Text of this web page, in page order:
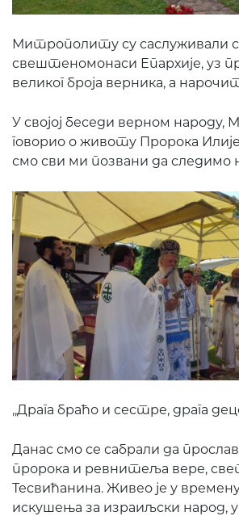
Митрополиту су саслуживали
свештеномонаси Епархије, уз
великог броја верника, а
У својој беседи верном
говорио о животу Пророка
смо сви ми позвани да следимо
,,Драга браћо и сестре, драга
Данас смо се сабрали да
пророка и ревнитеља вере,
Тесвићанина. Живео је у
искушења за израиљски народ, у